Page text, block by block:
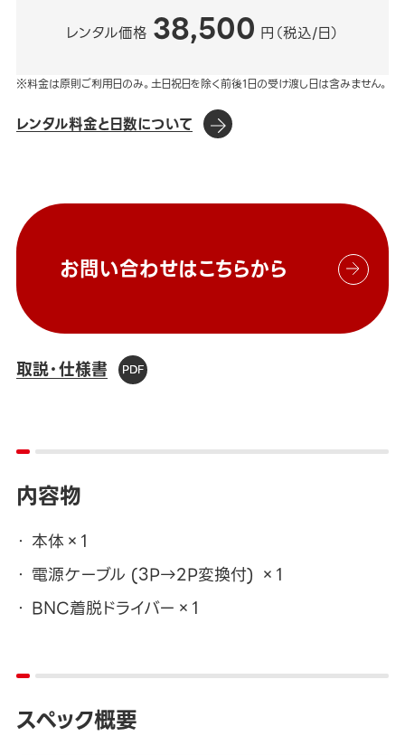
レンタル価格 38,500 円（税込/日）
※料金は原則ご利用日のみ。土日祝日を除く前後1日の受け渡し日は含みません。
レンタル料金と日数について
お問い合わせはこちらから
取説・仕様書
内容物
本体×1
電源ケーブル (3P→2P変換付) ×1
BNC着脱ドライバー×1
スペック概要